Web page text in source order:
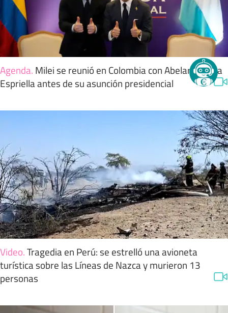
Agenda. Milei se reunió en Colombia con Abelardo de la
Espriella antes de su asunción presidencial
Video.Tragedia en Perú: se estrelló una avioneta
turística sobre las Líneas de Nazca y murieron 13
personas